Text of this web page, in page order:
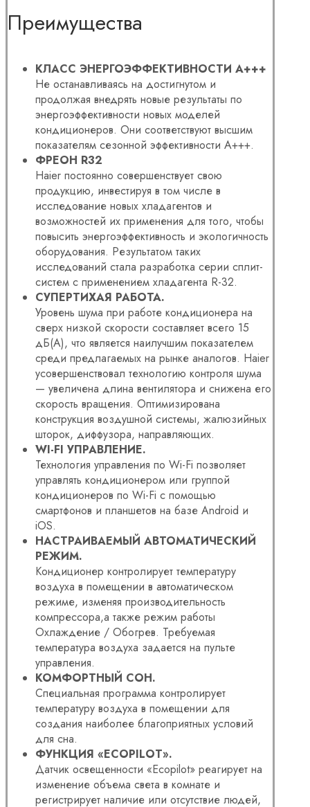
Преимущества
КЛАСС ЭНЕРГОЭФФЕКТИВНОСТИ A+++
Не останавливаясь на достигнутом и
продолжая внедрять новые результаты по
энергоэффективности новых моделей
кондиционеров. Они соответствуют высшим
показателям сезонной эффективности A+++.
ФРЕОН R32
Haier постоянно совершенствует свою
продукцию, инвестируя в том числе в
исследование новых хладагентов и
возможностей их применения для того, чтобы
повысить энергоэффективность и экологичность
оборудования. Результатом таких
исследований стала разработка серии сплит-
систем с применением хладагента R-32.
СУПЕРТИХАЯ РАБОТА.
Уровень шума при работе кондиционера на
сверх низкой скорости составляет всего 15
дБ(А), что является наилучшим показателем
среди предлагаемых на рынке аналогов. Haier
усовершенствовал технологию контроля шума
— увеличена длина вентилятора и снижена его
скорость вращения. Оптимизирована
конструкция воздушной системы, жалюзийных
шторок, диффузора, направляющих.
WI-FI УПРАВЛЕНИЕ.
Технология управления по Wi-Fi позволяет
управлять кондиционером или группой
кондиционеров по Wi-Fi с помощью
смартфонов и планшетов на базе Android и
iOS.
НАСТРАИВАЕМЫЙ АВТОМАТИЧЕСКИЙ
РЕЖИМ.
Кондиционер контролирует температуру
воздуха в помещении в автоматическом
режиме, изменяя производительность
компрессора,а также режим работы
Охлаждение / Обогрев. Требуемая
температура воздуха задается на пульте
управления.
КОМФОРТНЫЙ СОН.
Специальная программа контролирует
температуру воздуха в помещении для
создания наиболее благоприятных условий
для сна.
ФУНКЦИЯ «ECOPILOT».
Датчик освещенности «Ecopilot» реагирует на
изменение объема света в комнате и
регистрирует наличие или отсутствие людей,